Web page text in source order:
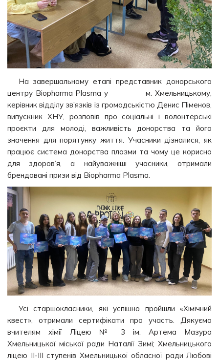
На завершальному етапі представник донорського
центру Biopharma Plasma у м. Хмельницькому,
керівник відділу зв’язків із громадськістю Денис Піменов,
випускник ХНУ, розповів про соціальні і волонтерські
проєкти для молоді, важливість донорства та його
значення для порятунку життя. Учасники дізналися, як
працює система донорства плазми та чому це корисно
для здоров’я, а найуважніші учасники, отримали
брендовані призи від Biopharma Plasma.
Усі старшокласники, які успішно пройшли «Хімічний
квест», отримали сертифікати про участь. Дякуємо
вчителям хімії Ліцею № 3 ім. Артема Мазура
Хмельницької міської ради Наталії Зимі; Хмельницького
ліцею II-III ступенів Хмельницької обласної ради Любові